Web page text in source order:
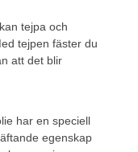
tejpa och
tejpen fäster du
att det blir
har en speciell
egenskap